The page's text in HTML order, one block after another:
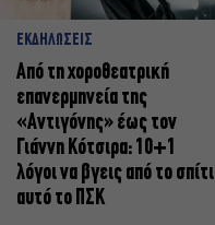
ΕΚΔΗΛΩΣΕΙΣ
Από τη χοροθεατρική
επανερμηνεία της
«Αντιγόνης» έως τον
Γιάννη Κότσιρα: 10+1
λόγοι να βγεις από το σπίτι
αυτό το ΠΣΚ